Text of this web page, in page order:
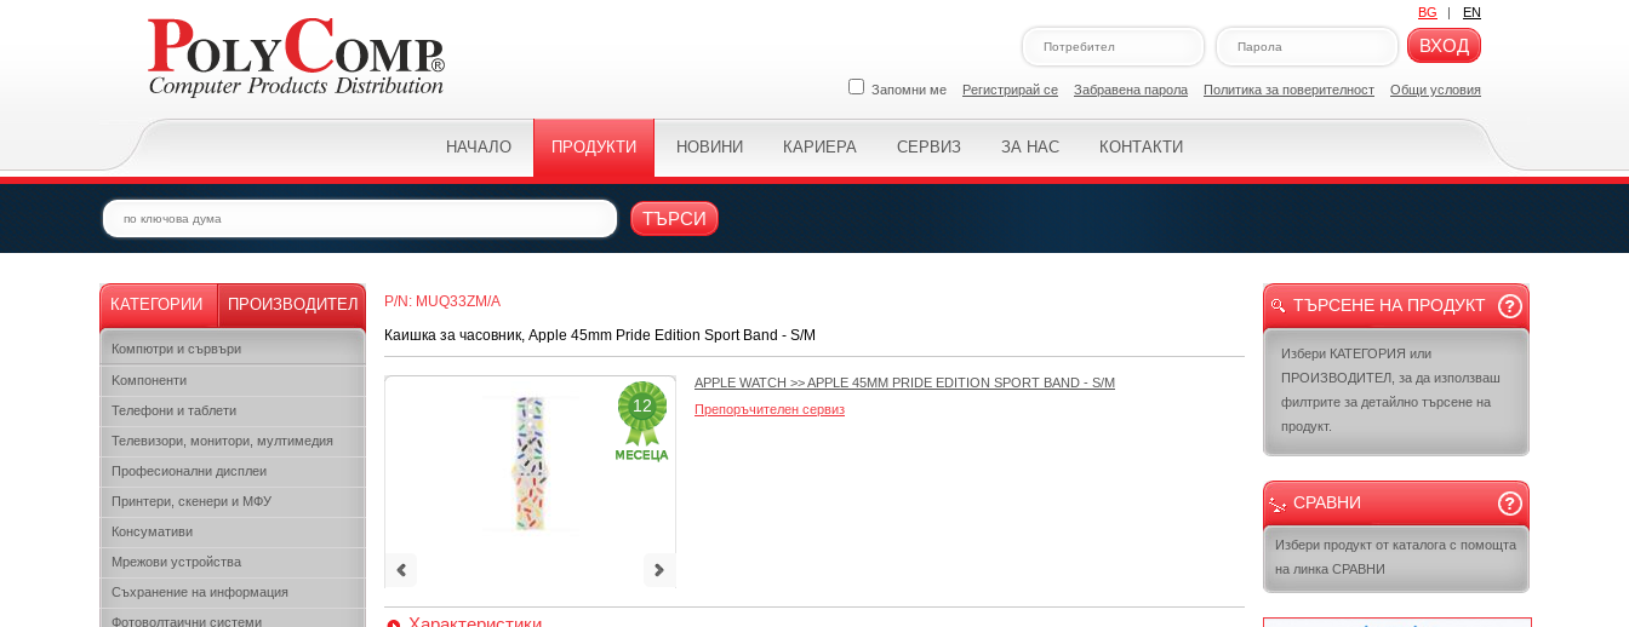
BG | EN
ВХОД
Запомни ме Регистрирай се Забравена парола Политикa за поверителност Общи условия
НАЧАЛО ПРОДУКТИ НОВИНИ КАРИЕРА СЕРВИЗ ЗА НАС КОНТАКТИ
ТЪРСИ
КАТЕГОРИИ ПРОИЗВОДИТЕЛ
Компютри и сървъри
Kомпоненти
Телефони и таблети
Телевизори, монитори, мултимедия
Професионални дисплеи
Принтери, скенери и МФУ
Консумативи
Мрежови устройства
Съхранение на информация
Фотоволтаични системи
P/N: MUQ33ZM/A
Каишка за часовник, Apple 45mm Pride Edition Sport Band - S/M
12
APPLE WATCH >>APPLE 45MM PRIDE EDITION SPORT BAND - S/M
Препоръчителен сервиз
ТЪРСЕНЕ НА ПРОДУКТ
Избери КАТЕГОРИЯ или
ПРОИЗВОДИТЕЛ, за да използваш
филтрите за детайлно търсене на
продукт.
СРАВНИ
Избери продукт от каталога с помощта
на линка СРАВНИ